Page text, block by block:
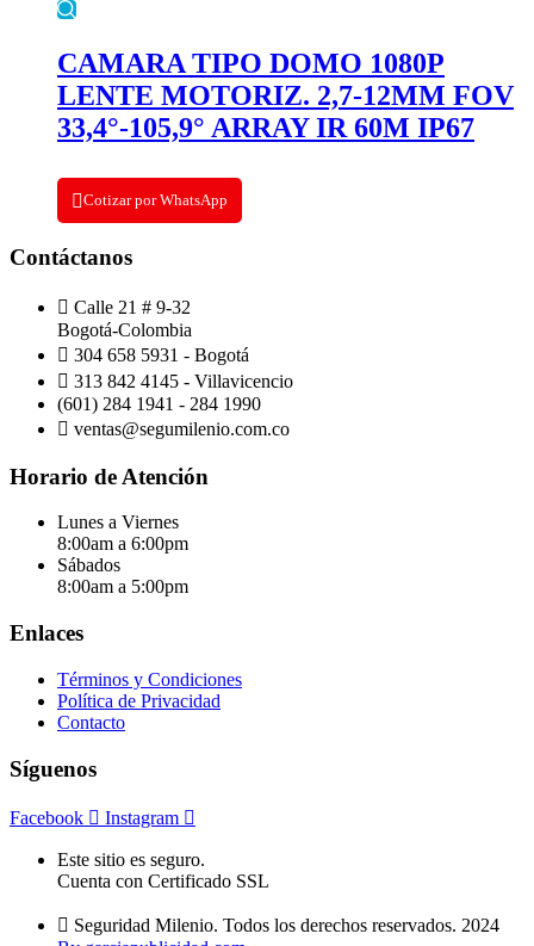
CAMARA TIPO DOMO 1080P
LENTE MOTORIZ. 2,7-12MM FOV
33,4°-105,9° ARRAY IR 60M IP67
Cotizar por WhatsApp
Contáctanos
Calle 21 # 9-32
Bogotá-Colombia
304 658 5931 - Bogotá
313 842 4145 - Villavicencio
(601) 284 1941 - 284 1990
ventas@segumilenio.com.co
Horario de Atención
Lunes a Viernes
8:00am a 6:00pm
Sábados
8:00am a 5:00pm
Enlaces
Términos y Condiciones
Política de Privacidad
Contacto
Síguenos
Facebook Instagram
Este sitio es seguro.
Cuenta con Certificado SSL
Seguridad Milenio. Todos los derechos reservados. 2024